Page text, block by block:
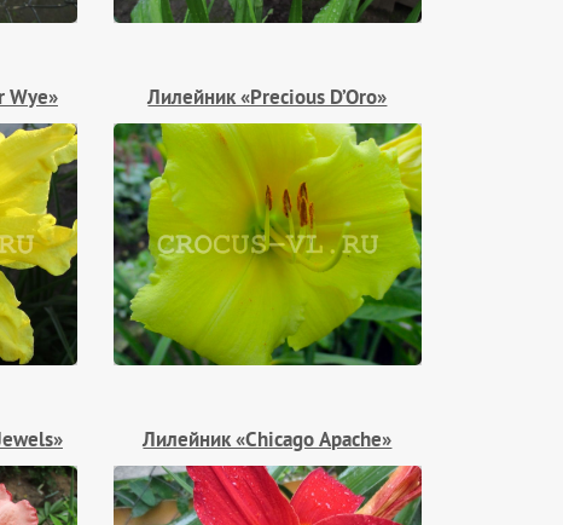
Wye» Лилейник «Precious D’Oro»
Лилейник «Chicago Apache»